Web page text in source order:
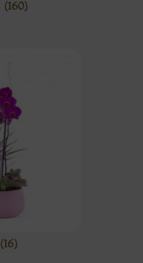
(160)
(16)